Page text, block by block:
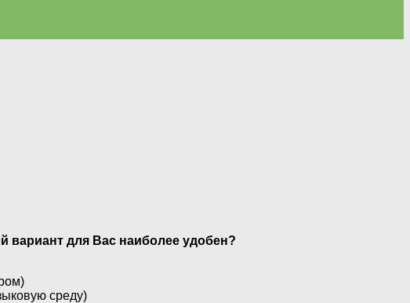
вариант для Вас наиболее удобен?
среду)